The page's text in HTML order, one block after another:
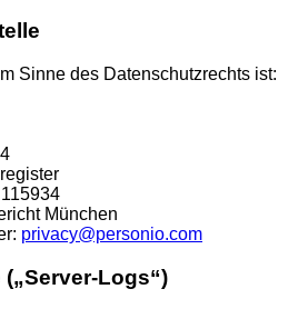
Sinne des Datenschutzrechts ist:
München
privacy@personio.com
Logs“)